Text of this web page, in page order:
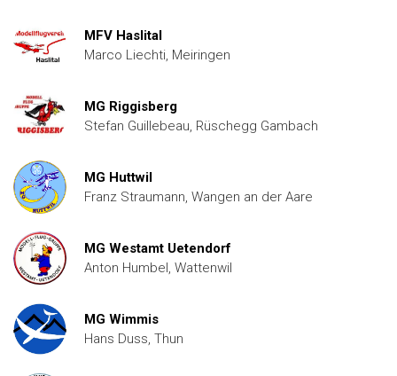
MFV Haslital
Marco Liechti, Meiringen
MG Riggisberg
Stefan Guillebeau, Rüschegg Gambach
MG Huttwil
Franz Straumann, Wangen an der Aare
MG Westamt Uetendorf
Anton Humbel, Wattenwil
MG Wimmis
Hans Duss, Thun